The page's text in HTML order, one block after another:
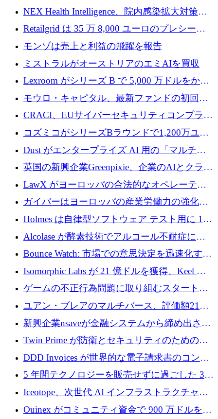
ラットフォームを拡大するために 1,740 万ド
NEX Health Intelligence、院内感染拡大対策に
100万ユーロを確保
Retailgrid は 35 万 8,000 ユーロのプレシード
ラウンドで小売業のスプレッドシートをター
ゲットにしています
モンゾは売上と利益の飛躍を報告
ミストラルがオーストリアのエミAIを買収
Lexroom がシリーズ B で 5,000 万ドルをかけ
てヨーロッパ大陸法用の法律 AI を構築
モウロ・キャピタル、最新ファンドの初回ク
ローズで4億ドルを確保
CRACI、EUサイバーセキュリティコンプライ
アンスプラットフォームのために140万ユーロ
コズミコがシリーズBラウンドで1,200万ユー
ロを調達
Dust がエンタープライズ AI 用の「マルチプ
レイヤー」オペレーティング システムを構築
するシリーズ B で 4,000 万ドルを調達
英国の新興企業Greenpixie、企業のAIとクラウ
ドのエネルギー無駄を削減するために470万ポ
ンドを調達
LawX がヨーロッパの合法的なオペレーティ
ング システムを構築するために 750 万ユーロ
を調達
ガイバーはヨーロッパの産業労働力の強化に
貢献するために 140 万ユーロを獲得
Holmes は自律型ソフトウェア テスト用に 110
万ユーロのプレシードを提供して開始
Alcolase が酵素技術でアルコール不耐症に取
り組むために 150 万ユーロを調達
Bounce Watch: 市場での意思決定を迅速化する
ためのインテリジェンス層を構築する
Isomorphic Labs が 21 億ドルを獲得、Keel の
ネオバンク後の軸、ポーランドのソフトウェ
ア進化
ゲームの不正行為問題に取り組むスタートア
ップを紹介する
ユアン・ブレアのマルチバース、評価額21億
ドルで7,000万ドルを調達
新興企業nsaveが金融システムから締め出され
たシリア人に国際銀行アクセスをもたらす
Twin Prime が防衛とセキュリティのためのフ
ロンティア AI モデルを構築するために 1,000
万ドルのプレシードを獲得
DDD Invoices が世界的な電子請求書のコンプ
ライアンスを簡素化するために 131 万ユーロ
を調達
5 年間テクノロジーを販売せずに過ごした 3D
プリンティングのスタートアップを紹介しま
Iceotope、次世代 AI インフラストラクチャの
冷却を促進するために 2,600 万ドルを調達
Ouinex がコミュニティ資金で 900 万ドルを達